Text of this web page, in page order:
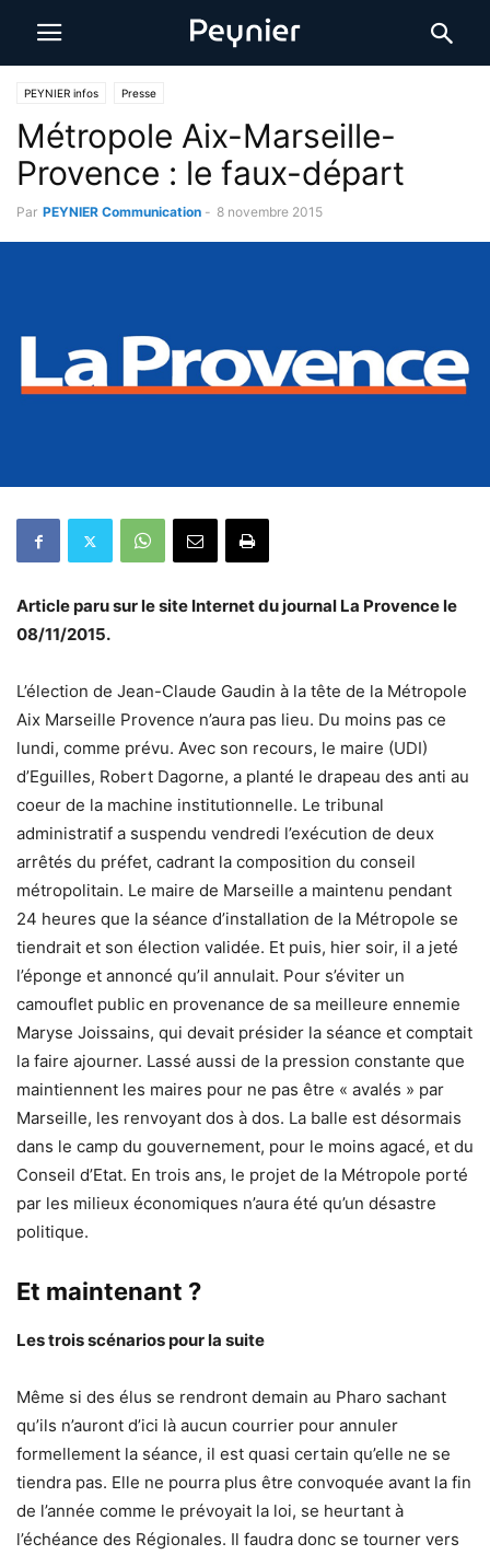
PEYNIER infos Presse
Métropole Aix-Marseille-
Provence : le faux-départ
Par PEYNIER Communication - 8 novembre 2015
Article paru sur le site Internet du journal La Provence le
08/11/2015.
L’élection de Jean-Claude Gaudin à la tête de la Métropole
Aix Marseille Provence n’aura pas lieu. Du moins pas ce
lundi, comme prévu. Avec son recours, le maire (UDI)
d’Eguilles, Robert Dagorne, a planté le drapeau des anti au
coeur de la machine institutionnelle. Le tribunal
administratif a suspendu vendredi l’exécution de deux
arrêtés du préfet, cadrant la composition du conseil
métropolitain. Le maire de Marseille a maintenu pendant
24 heures que la séance d’installation de la Métropole se
tiendrait et son élection validée. Et puis, hier soir, il a jeté
l’éponge et annoncé qu’il annulait. Pour s’éviter un
camouflet public en provenance de sa meilleure ennemie
Maryse Joissains, qui devait présider la séance et comptait
la faire ajourner. Lassé aussi de la pression constante que
maintiennent les maires pour ne pas être « avalés » par
Marseille, les renvoyant dos à dos. La balle est désormais
dans le camp du gouvernement, pour le moins agacé, et du
Conseil d’Etat. En trois ans, le projet de la Métropole porté
par les milieux économiques n’aura été qu’un désastre
politique.
Et maintenant ?
Les trois scénarios pour la suite
Même si des élus se rendront demain au Pharo sachant
qu’ils n’auront d’ici là aucun courrier pour annuler
formellement la séance, il est quasi certain qu’elle ne se
tiendra pas. Elle ne pourra plus être convoquée avant la fin
de l’année comme le prévoyait la loi, se heurtant à
l’échéance des Régionales. Il faudra donc se tourner vers